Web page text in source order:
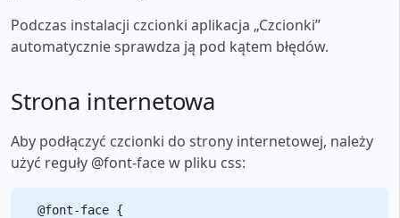
Podczas instalacji czcionki aplikacja „Czcionki”
automatycznie sprawdza ją pod kątem błędów.
Strona internetowa
Aby podłączyć czcionki do strony internetowej, należy
użyć reguły @font-face w pliku css:
@font-face {